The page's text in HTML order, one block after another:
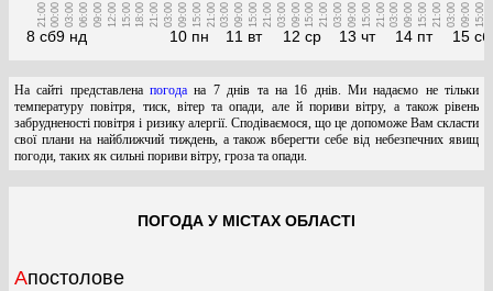
8 сб
21:00
9 нд
00:00 03:00 06:00 09:00 12:00 15:00 18:00 21:00
10 пн
03:00 09:00 15:00 21:00
11 вт
03:00 09:00 15:00 21:00
12 ср
03:00 09:00 15:00 21:00
13 чт
03:00 09:00 15:00 21:00
14 пт
03:00 09:00 15:00 21:00
15 сб
03:00 09:00 15:00
На сайті представленапогода на 7 днів та на 16 днів. Ми надаємо не тільки
температуру повітря, тиск, вітер та опади, але й пориви вітру, а також рівень
забрудненості повітря і ризику алергії. Сподіваємося, що це допоможе Вам скласти
свої плани на найближчий тиждень, а також вберегти себе від небезпечних явищ
погоди, таких як сильні пориви вітру, гроза та опади.
ПОГОДА У МІСТАХ ОБЛАСТІ
Апостолове